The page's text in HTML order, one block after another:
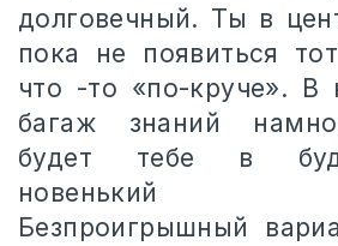
долговечный. Ты в
пока не появиться
что -то «по-круче». В
багаж знаний
будет тебе в
новенький
Безпроигрышный